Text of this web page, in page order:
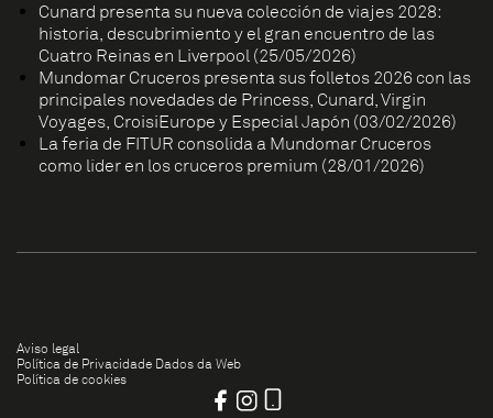
Cunard presenta su nueva colección de viajes 2028:
historia, descubrimiento y el gran encuentro de las
Cuatro Reinas en Liverpool (25/05/2026)
Mundomar Cruceros presenta sus folletos 2026 con las
principales novedades de Princess, Cunard, Virgin
Voyages, CroisiEurope y Especial Japón (03/02/2026)
La feria de FITUR consolida a Mundomar Cruceros
como líder en los cruceros premium (28/01/2026)
Aviso legal
Política de Privacidade Dados da Web
Política de cookies